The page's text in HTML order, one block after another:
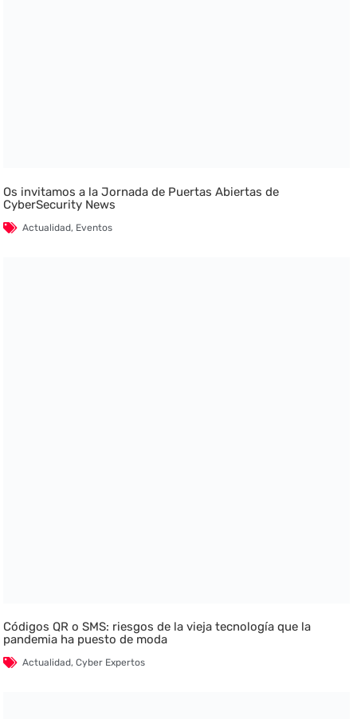
Os invitamos a la Jornada de Puertas Abiertas de
CyberSecurity News
Actualidad, Eventos
Códigos QR o SMS: riesgos de la vieja tecnología que la
pandemia ha puesto de moda
Actualidad,Cyber Expertos